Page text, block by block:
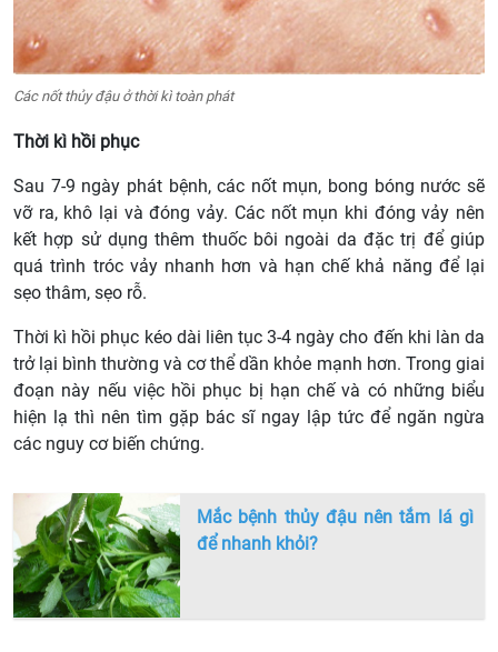
Các nốt thủy đậu ở thời kì toàn phát
Thời kì hồi phục
Sau 7-9 ngày phát bệnh, các nốt mụn, bong bóng nước sẽ
vỡ ra, khô lại và đóng vảy. Các nốt mụn khi đóng vảy nên
kết hợp sử dụng thêm thuốc bôi ngoài da đặc trị để giúp
quá trình tróc vảy nhanh hơn và hạn chế khả năng để lại
sẹo thâm, sẹo rỗ.
Thời kì hồi phục kéo dài liên tục 3-4 ngày cho đến khi làn da
trở lại bình thường và cơ thể dần khỏe mạnh hơn. Trong giai
đoạn này nếu việc hồi phục bị hạn chế và có những biểu
hiện lạ thì nên tìm gặp bác sĩ ngay lập tức để ngăn ngừa
các nguy cơ biến chứng.
Mắc bệnh thủy đậu nên tắm lá gì
để nhanh khỏi?